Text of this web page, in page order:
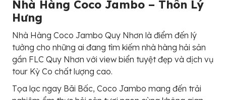
Nhà Hàng Coco Jambo – Thôn Lý
Hưng
Nhà Hàng Coco Jambo Quy Nhơn là điểm đến lý
tưởng cho những ai đang tìm kiếm nhà hàng hải sản
gần FLC Quy Nhơn với view biển tuyệt đẹp và dịch vụ
tour Kỳ Co chất lượng cao.
Tọa lạc ngay Bãi Bấc, Coco Jambo mang đến trải